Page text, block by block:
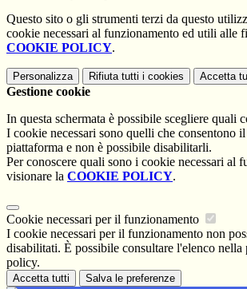
Questo sito o gli strumenti terzi da questo
cookie necessari al funzionamento ed utili alle
COOKIE POLICY.
Personalizza Rifiuta tutti i cookies Accetta
Gestione cookie
In questa schermata è possibile scegliere quali
I cookie necessari sono quelli che consentono
piattaforma e non è possibile disabilitarli.
Per conoscere quali sono i cookie necessari al
visionare la COOKIE POLICY.
Cookie necessari per il funzionamento
I cookie necessari per il funzionamento non
disabilitati. È possibile consultare l'elenco nella
policy.
Accetta tutti Salva le preferenze